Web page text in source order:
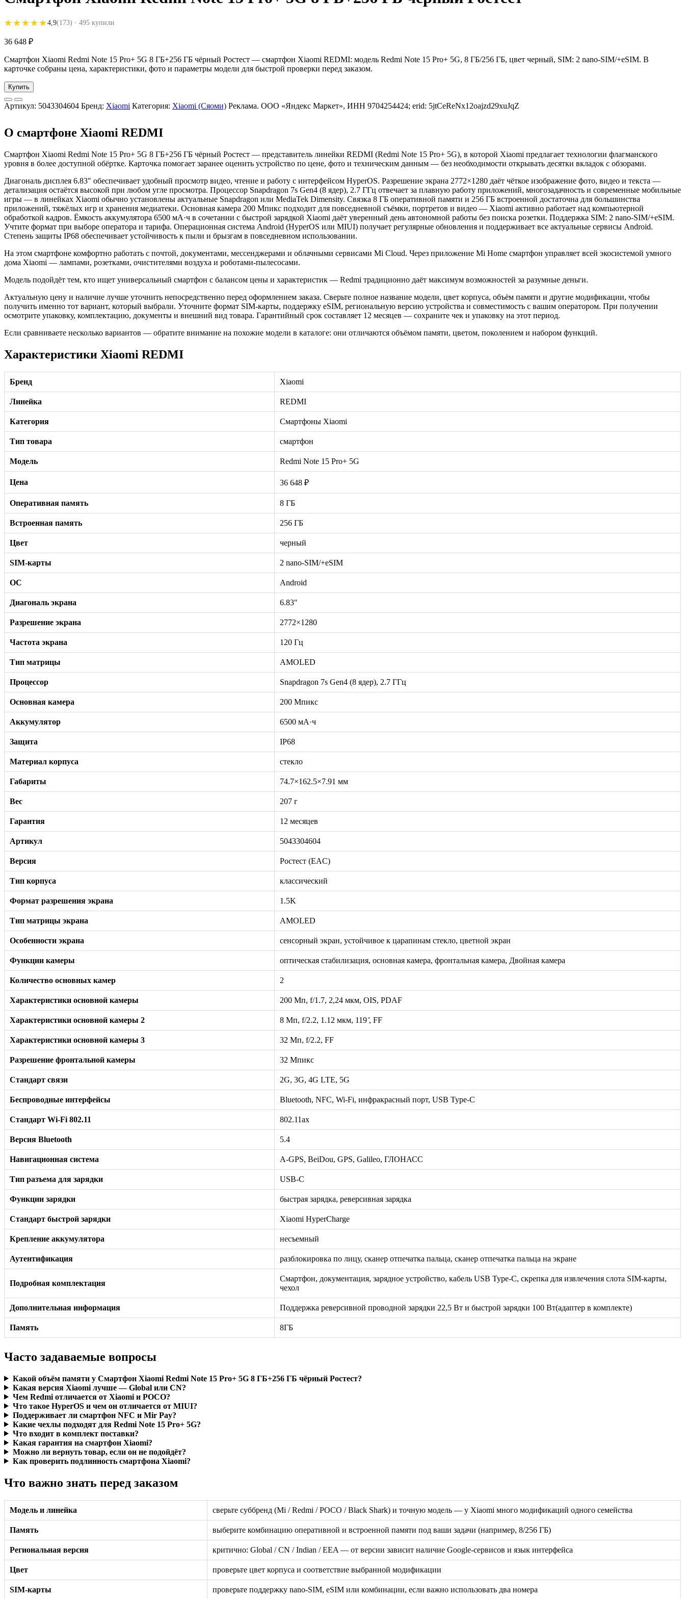
★★★★★
★★★★★4,9(173) · 495 купили
36 648 ₽
Смартфон Xiaomi Redmi Note 15 Pro+ 5G 8 ГБ+256 ГБ чёрный Ростест — смартфон Xiaomi REDMI: модель Redmi Note 15 Pro+ 5G, 8 ГБ/256 ГБ, цвет черный, SIM: 2 nano-SIM/+eSIM. В
карточке собраны цена, характеристики, фото и параметры модели для быстрой проверки перед заказом.
Купить
Артикул: 5043304604 Бренд: Xiaomi Категория: Xiaomi (Сяоми) Реклама. ООО «Яндекс Маркет», ИНН 9704254424; erid: 5jtCeReNx12oajzd29xuJqZ
О смартфоне Xiaomi REDMI
Смартфон Xiaomi Redmi Note 15 Pro+ 5G 8 ГБ+256 ГБ чёрный Ростест — представитель линейки REDMI (Redmi Note 15 Pro+ 5G), в которой Xiaomi предлагает технологии флагманского
уровня в более доступной обёртке. Карточка помогает заранее оценить устройство по цене, фото и техническим данным — без необходимости открывать десятки вкладок с обзорами.
Диагональ дисплея 6.83" обеспечивает удобный просмотр видео, чтение и работу с интерфейсом HyperOS. Разрешение экрана 2772×1280 даёт чёткое изображение фото, видео и текста —
детализация остаётся высокой при любом угле просмотра. Процессор Snapdragon 7s Gen4 (8 ядер), 2.7 ГГц отвечает за плавную работу приложений, многозадачность и современные мобильные
игры — в линейках Xiaomi обычно установлены актуальные Snapdragon или MediaTek Dimensity. Связка 8 ГБ оперативной памяти и 256 ГБ встроенной достаточна для большинства
приложений, тяжёлых игр и хранения медиатеки. Основная камера 200 Мпикс подходит для повседневной съёмки, портретов и видео — Xiaomi активно работает над компьютерной
обработкой кадров. Ёмкость аккумулятора 6500 мА·ч в сочетании с быстрой зарядкой Xiaomi даёт уверенный день автономной работы без поиска розетки. Поддержка SIM: 2 nano-SIM/+eSIM.
Учтите формат при выборе оператора и тарифа. Операционная система Android (HyperOS или MIUI) получает регулярные обновления и поддерживает все актуальные сервисы Android.
Степень защиты IP68 обеспечивает устойчивость к пыли и брызгам в повседневном использовании.
На этом смартфоне комфортно работать с почтой, документами, мессенджерами и облачными сервисами Mi Cloud. Через приложение Mi Home смартфон управляет всей экосистемой умного
дома Xiaomi — лампами, розетками, очистителями воздуха и роботами-пылесосами.
Модель подойдёт тем, кто ищет универсальный смартфон с балансом цены и характеристик — Redmi традиционно даёт максимум возможностей за разумные деньги.
Актуальную цену и наличие лучше уточнить непосредственно перед оформлением заказа. Сверьте полное название модели, цвет корпуса, объём памяти и другие модификации, чтобы
получить именно тот вариант, который выбрали. Уточните формат SIM-карты, поддержку eSIM, региональную версию устройства и совместимость с вашим оператором. При получении
осмотрите упаковку, комплектацию, документы и внешний вид товара. Гарантийный срок составляет 12 месяцев — сохраните чек и упаковку на этот период.
Если сравниваете несколько вариантов — обратите внимание на похожие модели в каталоге: они отличаются объёмом памяти, цветом, поколением и набором функций.
Характеристики Xiaomi REDMI
Бренд Xiaomi
Линейка REDMI
Категория Смартфоны Xiaomi
Тип товара смартфон
Модель Redmi Note 15 Pro+ 5G
Цена 36 648 ₽
Оперативная память 8 ГБ
Встроенная память 256 ГБ
Цвет черный
SIM-карты 2 nano-SIM/+eSIM
ОС Android
Диагональ экрана 6.83"
Разрешение экрана 2772×1280
Частота экрана 120 Гц
Тип матрицы AMOLED
Процессор Snapdragon 7s Gen4 (8 ядер), 2.7 ГГц
Основная камера 200 Мпикс
Аккумулятор 6500 мА·ч
Защита IP68
Материал корпуса стекло
Габариты 74.7×162.5×7.91 мм
Вес 207 г
Гарантия 12 месяцев
Артикул 5043304604
Версия Ростест (EAC)
Тип корпуса классический
Формат разрешения экрана 1.5K
Тип матрицы экрана AMOLED
Особенности экрана сенсорный экран, устойчивое к царапинам стекло, цветной экран
Функции камеры оптическая стабилизация, основная камера, фронтальная камера, Двойная камера
Количество основных камер 2
Характеристики основной камеры 200 Мп, f/1.7, 2,24 мкм, OIS, PDAF
Характеристики основной камеры 2 8 Мп, f/2.2, 1.12 мкм, 119 ̊, FF
Характеристики основной камеры 3 32 Мп, f/2.2, FF
Разрешение фронтальной камеры 32 Мпикс
Стандарт связи 2G, 3G, 4G LTE, 5G
Беспроводные интерфейсы Bluetooth, NFC, Wi-Fi, инфракрасный порт, USB Type-C
Стандарт Wi-Fi 802.11 802.11ax
Версия Bluetooth 5.4
Навигационная система A-GPS, BeiDou, GPS, Galileo, ГЛОНАСС
Тип разъема для зарядки USB-C
Функции зарядки быстрая зарядка, реверсивная зарядка
Стандарт быстрой зарядки Xiaomi HyperCharge
Крепление аккумулятора несъемный
Аутентификация разблокировка по лицу, сканер отпечатка пальца, сканер отпечатка пальца на экране
Подробная комплектация
Смартфон, документация, зарядное устройство, кабель USB Type-C, скрепка для извлечения слота SIM-карты,
чехол
Дополнительная информация Поддержка реверсивной проводной зарядки 22,5 Вт и быстрой зарядки 100 Вт(адаптер в комплекте)
Память 8ГБ
Часто задаваемые вопросы
Какой объём памяти у Смартфон Xiaomi Redmi Note 15 Pro+ 5G 8 ГБ+256 ГБ чёрный Ростест?
Какая версия Xiaomi лучше — Global или CN?
Чем Redmi отличается от Xiaomi и POCO?
Что такое HyperOS и чем он отличается от MIUI?
Поддерживает ли смартфон NFC и Mir Pay?
Какие чехлы подходят для Redmi Note 15 Pro+ 5G?
Что входит в комплект поставки?
Какая гарантия на смартфон Xiaomi?
Можно ли вернуть товар, если он не подойдёт?
Как проверить подлинность смартфона Xiaomi?
Что важно знать перед заказом
Модель и линейка сверьте суббренд (Mi / Redmi / POCO / Black Shark) и точную модель — у Xiaomi много модификаций одного семейства
Память выберите комбинацию оперативной и встроенной памяти под ваши задачи (например, 8/256 ГБ)
Региональная версия критично: Global / CN / Indian / EEA — от версии зависит наличие Google-сервисов и язык интерфейса
Цвет проверьте цвет корпуса и соответствие выбранной модификации
SIM-карты проверьте поддержку nano-SIM, eSIM или комбинации, если важно использовать два номера